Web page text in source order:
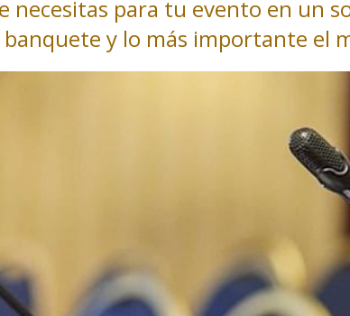
para tu evento en un
banquete y lo más importante el